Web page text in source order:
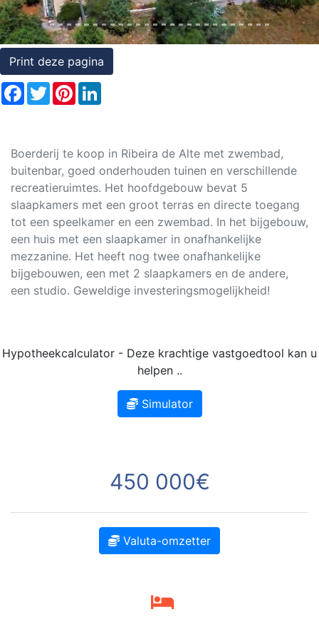
Rechten
op
onroerend
goed
Print deze pagina
Facebook
TwitterPinterest
Boerderij te koop in Ribeira de Alte met zwembad,
buitenbar, goed onderhouden tuinen en verschillende
recreatieruimtes. Het hoofdgebouw bevat 5
slaapkamers met een groot terras en directe toegang
tot een speelkamer en een zwembad. In het bijgebouw,
een huis met een slaapkamer in onafhankelijke
mezzanine. Het heeft nog twee onafhankelijke
bijgebouwen, een met 2 slaapkamers en de andere,
een studio. Geweldige investeringsmogelijkheid!
Hypotheekcalculator - Deze krachtige vastgoedtool kan u
helpen ..
Simulator
450 000€
Valuta-omzetter